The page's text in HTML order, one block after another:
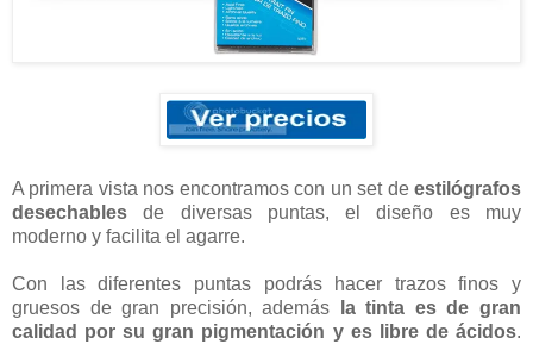
A primera vista nos encontramos con un set de estilógrafos
desechables de diversas puntas, el diseño es muy
moderno y facilita el agarre.
Con las diferentes puntas podrás hacer trazos finos y
gruesos de gran precisión, además
la tinta es de gran
calidad por su gran pigmentación y es libre de ácidos.